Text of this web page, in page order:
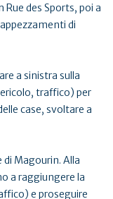
des Sports, poi a
di
a sinistra sulla
traffico) per
case, svoltare a
Magourin. Alla
a raggiungere la
e proseguire